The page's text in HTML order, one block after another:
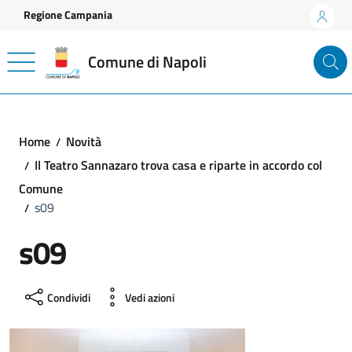
Vai ai contenuti
Vai al footer
Regione Campania
Comune di Napoli
Home
Novità
Il Teatro Sannazaro trova casa e riparte in accordo col
Comune
s09
s09
Condividi Vedi azioni